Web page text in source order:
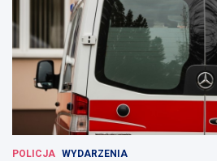
POLICJA WYDARZENIA